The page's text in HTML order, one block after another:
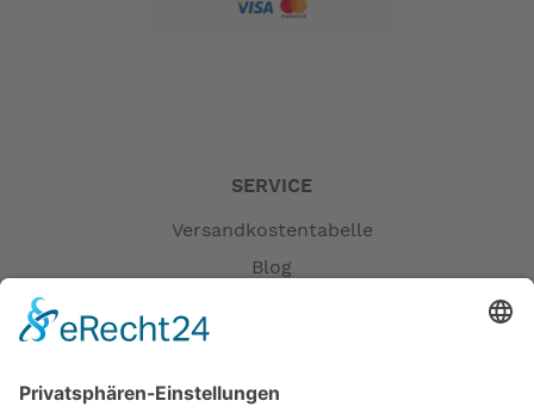
SERVICE
Versandkostentabelle
Blog